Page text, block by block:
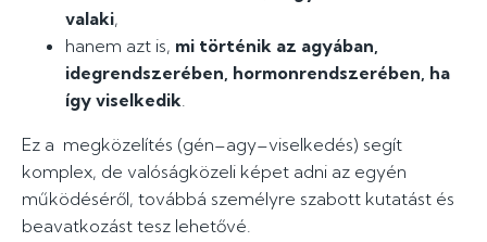
valaki,
hanem azt is, mi történik az agyában,
idegrendszerében, hormonrendszerében, ha
így viselkedik.
Ez a megközelítés (gén–agy–viselkedés) segít
komplex, de valóságközeli képet adni az egyén
működéséről, továbbá személyre szabott kutatást és
beavatkozást tesz lehetővé.